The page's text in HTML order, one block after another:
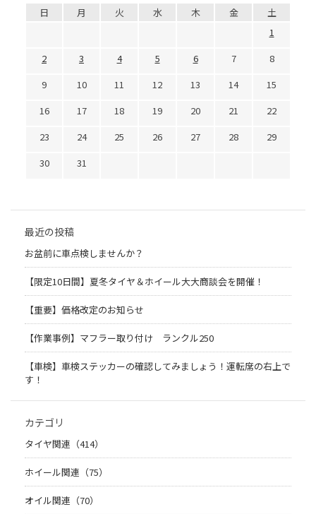
日 月 火 水 木 金
土
1
2
3 4 5 6 7
8
9
10 11 12 13 14
15
16
17 18 19 20 21
22
23
24 25 26 27 28
29
30
31
最近の投稿
お盆前に車点検しませんか？
【限定10日間】夏冬タイヤ＆ホイール大大商談会を開催！
【重要】価格改定のお知らせ
【作業事例】マフラー取り付け ランクル250
【車検】車検ステッカーの確認してみましょう！運転席の右上で
す！
カテゴリ
タイヤ関連（414）
ホイール関連（75）
オイル関連（70）